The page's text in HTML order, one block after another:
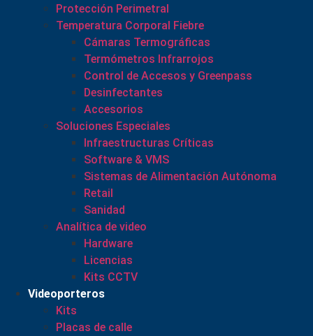
Protección Perimetral
Temperatura Corporal Fiebre
Cámaras Termográficas
Termómetros Infrarrojos
Control de Accesos y Greenpass
Desinfectantes
Accesorios
Soluciones Especiales
Infraestructuras Críticas
Software & VMS
Sistemas de Alimentación Autónoma
Retail
Sanidad
Analítica de video
Hardware
Licencias
Kits CCTV
Videoporteros
Kits
Placas de calle